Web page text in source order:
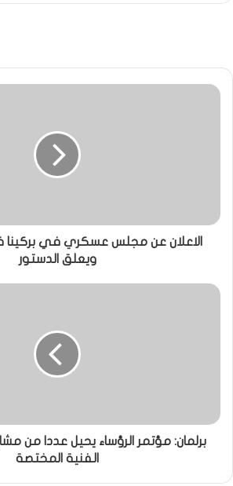
الاعلان عن مجلس عسكري في بركينا
ويعلق الدستور
برلمان: مؤتمر الرؤساء يحيل عددا من
الفنية المختصة